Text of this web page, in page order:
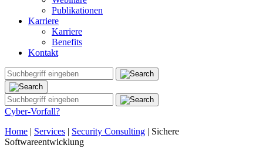
Publikationen
Karriere
Karriere
Benefits
Kontakt
Cyber-Vorfall?
Home | Services | Security Consulting | Sichere
Softwareentwicklung